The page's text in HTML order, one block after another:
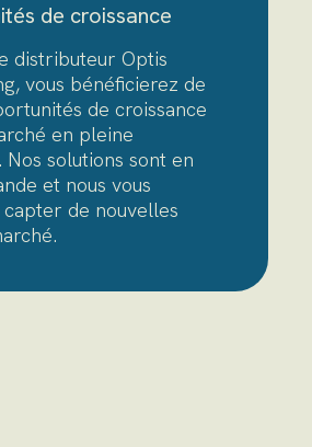
de croissance
distributeur Optis
vous bénéficierez de
de croissance
en pleine
Nos solutions sont en
et nous vous
capter de nouvelles